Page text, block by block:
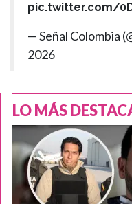
pic.twitter.com/
— Señal Colombia
2026
LO MÁS